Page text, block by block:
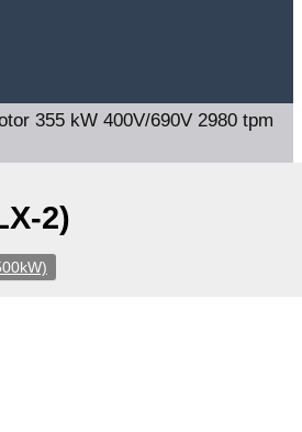
355 kW 400V/690V 2980 tpm
2)